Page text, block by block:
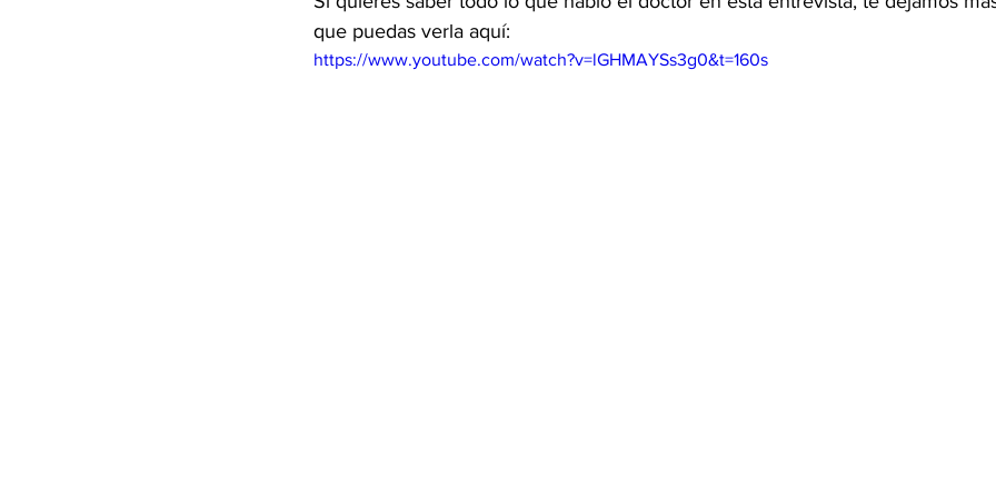
que puedas verla aquí:
https://www.youtube.com/watch?v=lGHMAYSs3g0&t=160s